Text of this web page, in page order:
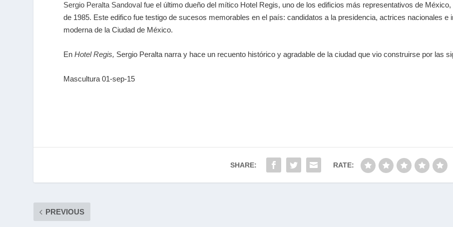
Sergio Peralta Sandoval fue el último dueño del mítico Hotel Regis, uno de los edificios más representativos de
de 1985. Este edifico fue testigo de sucesos memorables en el país: candidatos a la presidencia, actrices nacionales
moderna de la Ciudad de México.
EnHotel Regis, Sergio Peralta narra y hace un recuento histórico y agradable de la ciudad que vio construirse por las
Mascultura 01-sep-15
SHARE: RATE:
PREVIOUS